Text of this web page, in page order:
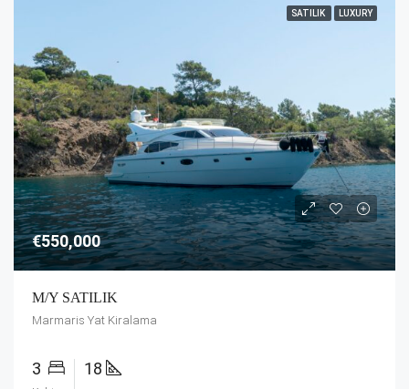
SATILIK LUXURY
€550,000
M/Y SATILIK
Marmaris Yat Kiralama
3 18